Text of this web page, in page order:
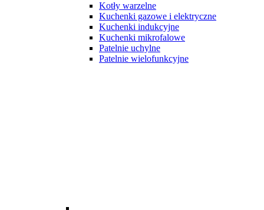
Kotły warzelne
Kuchenki gazowe i elektryczne
Kuchenki indukcyjne
Kuchenki mikrofalowe
Patelnie uchylne
Patelnie wielofunkcyjne